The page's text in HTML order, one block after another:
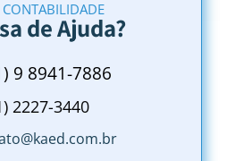
CONTABILIDADE
de Ajuda?
9 8941-7886
2227-3440